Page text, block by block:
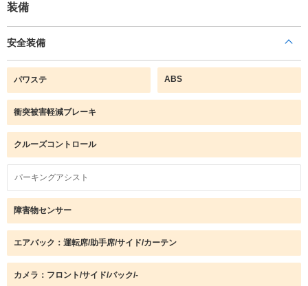
装備
安全装備
パワステ ABS
衝突被害軽減ブレーキ
クルーズコントロール
パーキングアシスト
障害物センサー
エアバック：運転席/助手席/サイド/カーテン
カメラ：フロント/サイド/バック/-